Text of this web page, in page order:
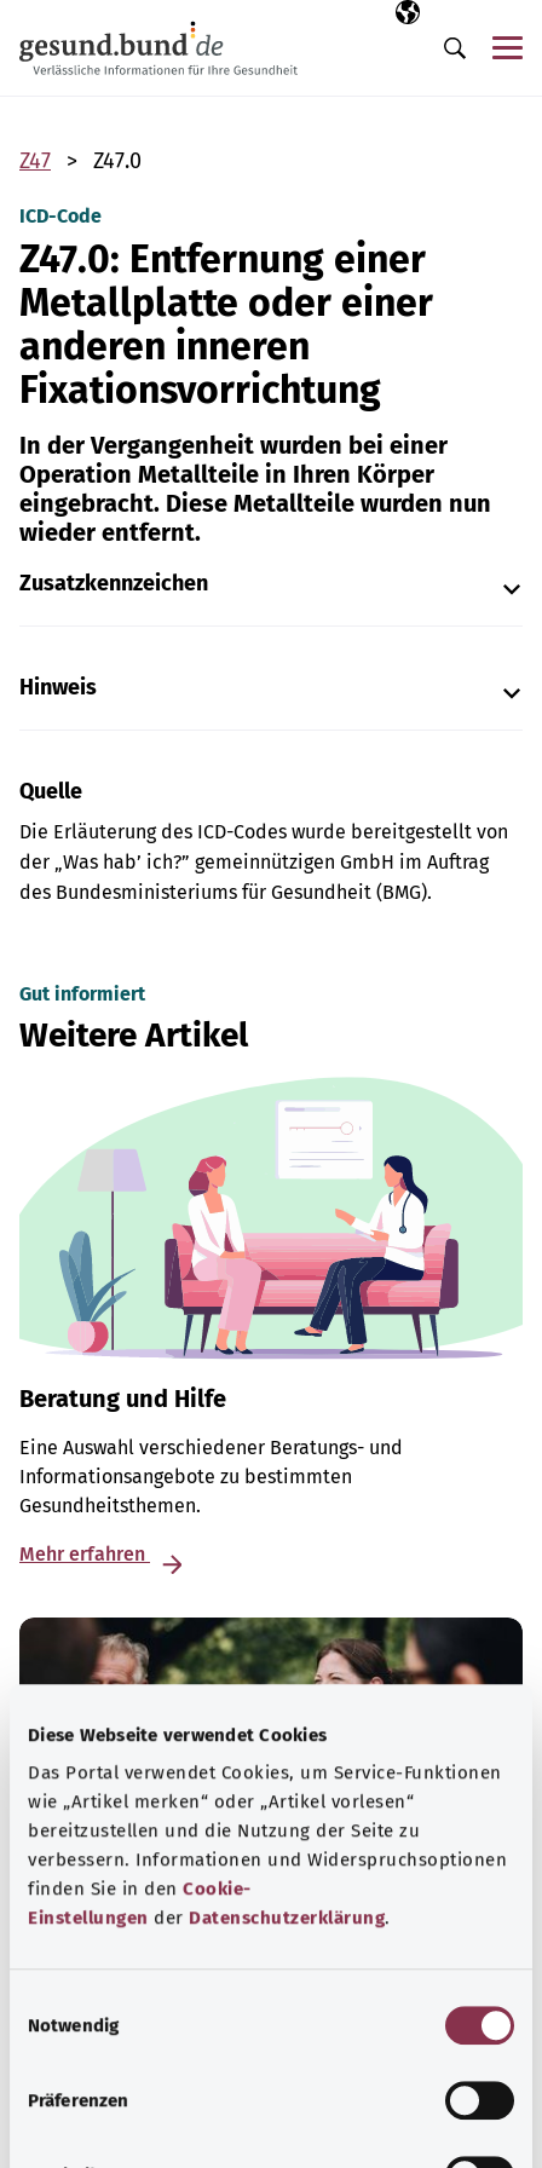
Diese Webseite verwendet Cookies
Das Portal verwendet Cookies, um Service-Funktionen
wie „Artikel merken“ oder „Artikel vorlesen“
bereitzustellen und die Nutzung der Seite zu
verbessern. Informationen und Widerspruchsoptionen
finden Sie in den Cookie-
Einstellungen der Datenschutzerklärung.
Notwendig
Präferenzen
Ausgewählte
DE
Suche
Z47 Z47.0
ICD-Code
Z47.0: Entfernung einer
Metallplatte oder einer
anderen inneren
Fixationsvorrichtung
In der Vergangenheit wurden bei einer
Operation Metallteile in Ihren Körper
eingebracht. Diese Metallteile wurden nun
wieder entfernt.
Zusatzkennzeichen
Hinweis
Quelle
Die Erläuterung des ICD-Codes wurde bereitgestellt von
der „Was hab’ ich?” gemeinnützigen GmbH im Auftrag
des Bundesministeriums für Gesundheit (BMG).
Gut informiert
Weitere Artikel
Beratung und Hilfe
Eine Auswahl verschiedener Beratungs- und
Informationsangebote zu bestimmten
Gesundheitsthemen.
Mehr erfahren
für Menschen mit chronischen Erkrankungen,